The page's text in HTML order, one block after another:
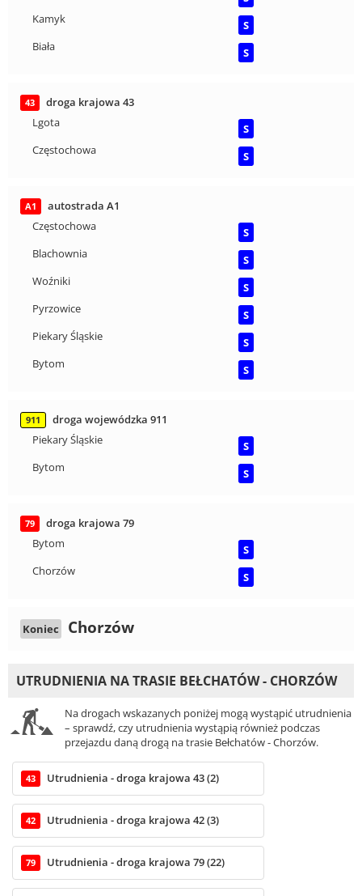
Kamyk
S
Biała
S
43
droga krajowa 43
Lgota
S
Częstochowa
S
A1
autostrada A1
Częstochowa
S
Blachownia
S
Woźniki
S
Pyrzowice
S
Piekary Śląskie
S
Bytom
S
911
droga wojewódzka 911
Piekary Śląskie
S
Bytom
S
79
droga krajowa 79
Bytom
S
Chorzów
S
Koniec Chorzów
UTRUDNIENIA NA TRASIE BEŁCHATÓW - CHORZÓW
Na drogach wskazanych poniżej mogą wystąpić utrudnienia
– sprawdź, czy utrudnienia wystąpią również podczas
przejazdu daną drogą na trasie Bełchatów - Chorzów.
43 Utrudnienia - droga krajowa 43 (2)
42 Utrudnienia - droga krajowa 42 (3)
79 Utrudnienia - droga krajowa 79 (22)